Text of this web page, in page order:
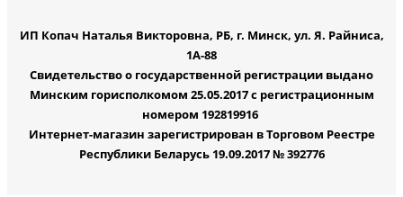
ИП Копач Наталья Викторовна, РБ, г. Минск, ул. Я. Райниса,
1А-88
Свидетельство о государственной регистрации выдано
Минским горисполкомом 25.05.2017 с регистрационным
номером 192819916
Интернет-магазин зарегистрирован в Торговом Реестре
Республики Беларусь 19.09.2017 № 392776